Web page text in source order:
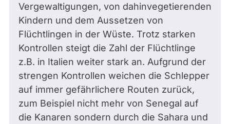
Vergewaltigungen, von dahinvegetierenden
Kindern und dem Aussetzen von
Flüchtlingen in der Wüste. Trotz starken
Kontrollen steigt die Zahl der Flüchtlinge
z.B. in Italien weiter stark an. Aufgrund der
strengen Kontrollen weichen die Schlepper
auf immer gefährlichere Routen zurück,
zum Beispiel nicht mehr von Senegal auf
die Kanaren sondern durch die Sahara und